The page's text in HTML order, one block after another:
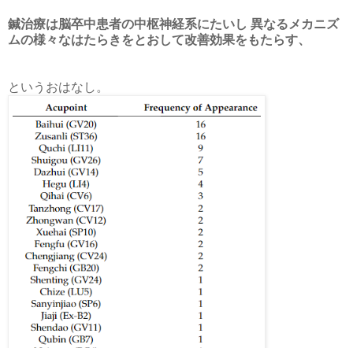
鍼治療は脳卒中患者の中枢神経系にたいし 異なるメカニズ
ムの様々なはたらきをとおして改善効果をもたらす、
というおはなし。